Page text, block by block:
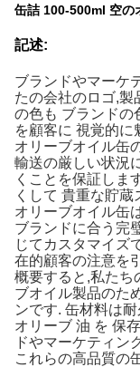
缶詰 100-500ml 空の
記述:
ブランドやマーケ
たの会社のロゴ,製
の色も ブランドの
を顧客に 視覚的に
オリーブオイル缶
輸送の厳しい状況
くことを保証しま
くして 貴重な貯
オリーブオイル缶
ブランドに合う完
じてカスタマイズ
在的顧客の注意を
概要すると,私たち
ブオイル製品のた
ンです. 缶材料は
オリーブ 油 を 保
ドやマーケティン
これらの高品質の